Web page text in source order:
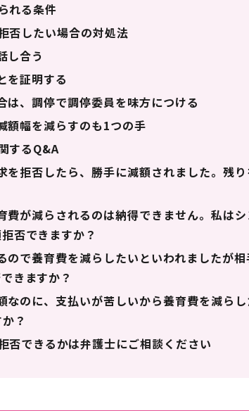
れる条件
否したい場合の対処法
し合う
を証明する
は、調停で調停委員を味方につける
額幅を減らすのも1つの手
するQ&A
を拒否したら、勝手に減額されました。残
費が減らされるのは納得できません。私は
否できますか？
ので養育費を減らしたいといわれましたが
きますか？
なのに、支払いが苦しいから養育費を減ら
？
否できるかは弁護士にご相談ください